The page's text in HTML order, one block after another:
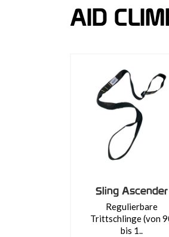
AID
Sling Ascender
Regulierbare
Trittschlinge (von
bis 1..